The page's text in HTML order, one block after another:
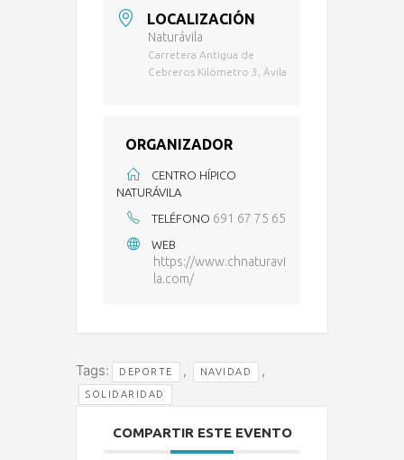
LOCALIZACIÓN
Naturávila
Carretera Antigua de
Cebreros Kilómetro 3, Ävila
ORGANIZADOR
CENTRO HÍPICO
NATURÁVILA
TELÉFONO 691 67 75 65
WEB
https://www.chnaturavi
la.com/
Tags: DEPORTE , NAVIDAD ,
SOLIDARIDAD
COMPARTIR ESTE EVENTO